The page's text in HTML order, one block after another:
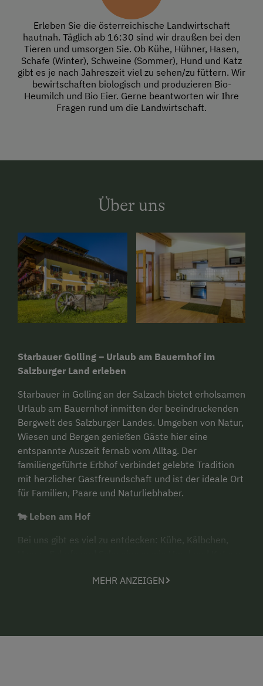
Erleben Sie die österreichische Landwirtschaft
hautnah. Täglich ab 16:30 sind wir draußen bei den
Tieren und umsorgen Sie. Ob Kühe, Hühner, Hasen,
Schafe (Winter), Schweine (Sommer), Hund und Katz
gibt es je nach Jahreszeit viel zu sehen/zu füttern. Wir
bewirtschaften biologisch und produzieren Bio-
Heumilch und Bio Eier. Gerne beantworten wir Ihre
Fragen rund um die Landwirtschaft.
Über uns
Starbauer Golling – Urlaub am Bauernhof im
Salzburger Land erleben
Starbauer in Golling an der Salzach bietet erholsamen
Urlaub am Bauernhof inmitten der beeindruckenden
Bergwelt des Salzburger Landes. Umgeben von Natur,
Wiesen und Bergen genießen Gäste hier eine
entspannte Auszeit fernab vom Alltag. Der
familiengeführte Erbhof verbindet gelebte Tradition
mit herzlicher Gastfreundschaft und ist der ideale Ort
für Familien, Paare und Naturliebhaber.
🐄 Leben am Hof
Bei uns gibt es viel zu entdecken: Kühe, Kälbchen,
im Garten einen großen Spielplatz. Frische Milch und
🛏️ Wohnen am Hof
MEHR ANZEIGEN